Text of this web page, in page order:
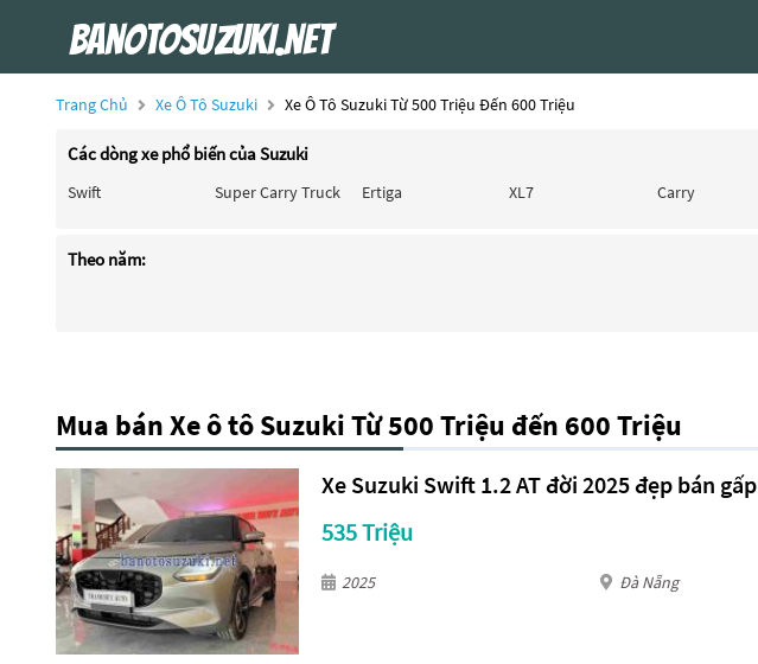
Trang Chủ Xe Ô Tô Suzuki Xe Ô Tô Suzuki Từ 500 Triệu Đến 600 Triệu
Các dòng xe phổ biến của Suzuki
Swift Super Carry Truck Ertiga XL7 Carry
Theo năm:
Mua bán Xe ô tô Suzuki Từ 500 Triệu đến 600 Triệu
Xe Suzuki Swift 1.2 AT đời 2025 đẹp bán gấp
535 Triệu
2025 Đà Nẵng